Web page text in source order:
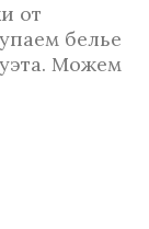
от
белье
Можем